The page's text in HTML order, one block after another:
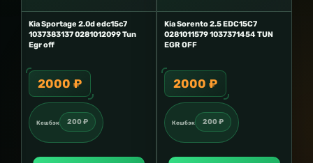
Kia Sportage 2.0d edc15c7
1037383137 0281012099 Tun
Egr off
2000 ₽
Кешбэк 200 ₽
Kia Sorento 2.5 EDC15C7
0281011579 1037371454 TUN
EGR OFF
2000 ₽
Кешбэк 200 ₽